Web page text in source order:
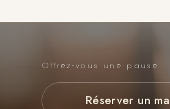
Offrez-vous une pause
Réserver un